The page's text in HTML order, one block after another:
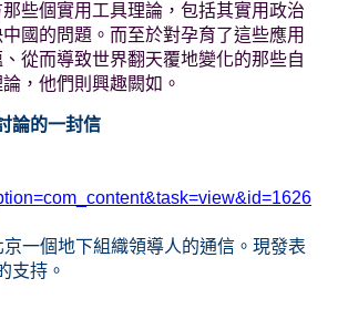
些個實用工具理論，包括其實用政治
國的問題。而至於對孕育了這些應用
從而導致世界翻天覆地變化的那些自
，他們則興趣闕如。
論的一封信
京一個地下組織領導人的通信。現發表
支持。